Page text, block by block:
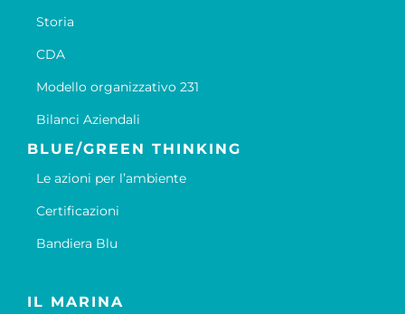
Storia
CDA
Modello organizzativo 231
Bilanci Aziendali
BLUE/GREEN THINKING
Le azioni per l’ambiente
Certificazioni
Bandiera Blu
IL MARINA